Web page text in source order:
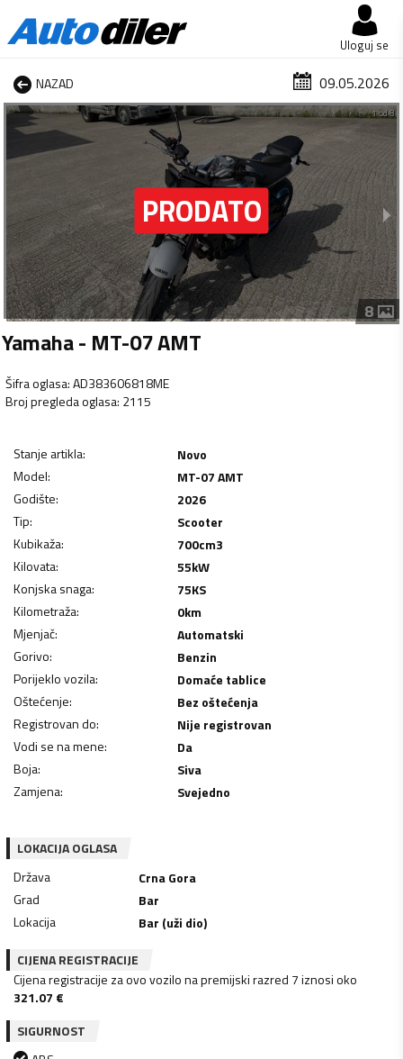
Uloguj se
NAZAD 09.05.2026
1 od 8
8
Yamaha - MT-07 AMT
Šifra oglasa:AD383606818ME
Broj pregleda oglasa: 2115
Stanje artikla:
Novo
Model:
MT-07 AMT
Godište:
2026
Tip:
Scooter
Kubikaža: 700cm3
Kilovata: 55kW
Konjska snaga: 75KS
Kilometraža: 0km
Mjenjač:
Automatski
Gorivo:
Benzin
Porijeklo vozila:
Domaće tablice
Oštećenje:
Bez oštećenja
Registrovan do:
Nije registrovan
Vodi se na mene:
Da
Boja:
Siva
Zamjena: Svejedno
LOKACIJA OGLASA
Država
Crna Gora
Grad
Bar
Lokacija
Bar (uži dio)
CIJENA REGISTRACIJE
Cijena registracije za ovo vozilo na premijski razred 7 iznosi oko
321.07 €
SIGURNOST